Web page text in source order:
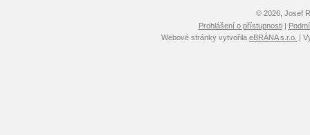
© 2026, Josef
Prohlášení o přístupnosti|
Webové stránky vytvořila eBRÁNA s.r.o. |